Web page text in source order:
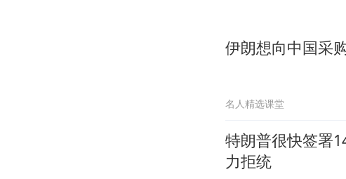
欧
伊朗想向中国采
名人精选课堂
特朗普很快签署
力拒统